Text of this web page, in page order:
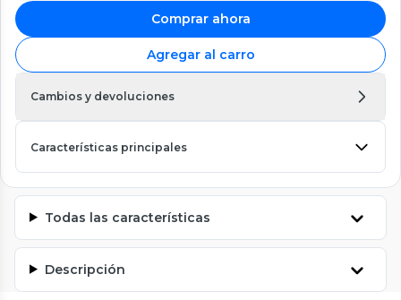
Comprar ahora
Agregar al carro
Cambios y devoluciones
Características principales
Todas las características
Descripción